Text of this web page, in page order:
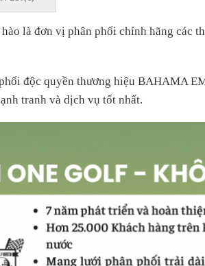
là đơn vị phân phối chính hãng các
độc quyền thương hiệu BAHAMA
tranh và dịch vụ tốt nhất.